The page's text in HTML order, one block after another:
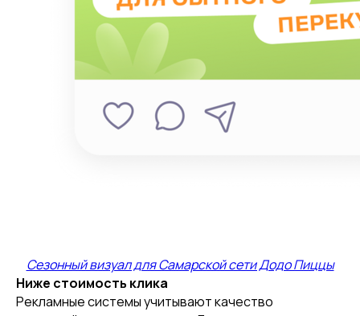
Сезонный визуал для Самарской сети Додо Пиццы
Ниже стоимость клика
Рекламные системы учитывают качество